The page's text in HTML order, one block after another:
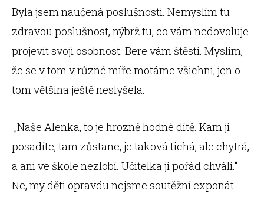
Byla jsem naučená poslušnosti. Nemyslím tu
zdravou poslušnost, nýbrž tu, co vám nedovoluje
projevit svoji osobnost. Bere vám štěstí. Myslím,
že se v tom v různé míře motáme všichni, jen o
tom většina ještě neslyšela.
„Naše Alenka, to je hrozně hodné dítě. Kam ji
posadíte, tam zůstane, je taková tichá, ale chytrá,
a ani ve škole nezlobí. Učitelka ji pořád chválí.“
Ne, my děti opravdu nejsme soutěžní exponát